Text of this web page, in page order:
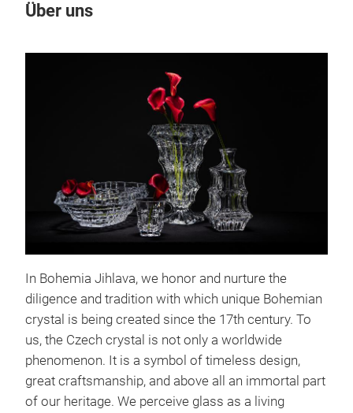
Über uns
In Bohemia Jihlava, we honor and nurture the
diligence and tradition with which unique Bohemian
crystal is being created since the 17th century. To
us, the Czech crystal is not only a worldwide
phenomenon. It is a symbol of timeless design,
great craftsmanship, and above all an immortal part
of our heritage. We perceive glass as a living